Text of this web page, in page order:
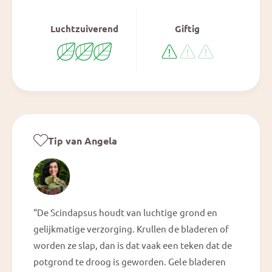
Luchtzuiverend Giftig
Tip van Angela
“De Scindapsus houdt van luchtige grond en
gelijkmatige verzorging. Krullen de bladeren of
worden ze slap, dan is dat vaak een teken dat de
potgrond te droog is geworden. Gele bladeren